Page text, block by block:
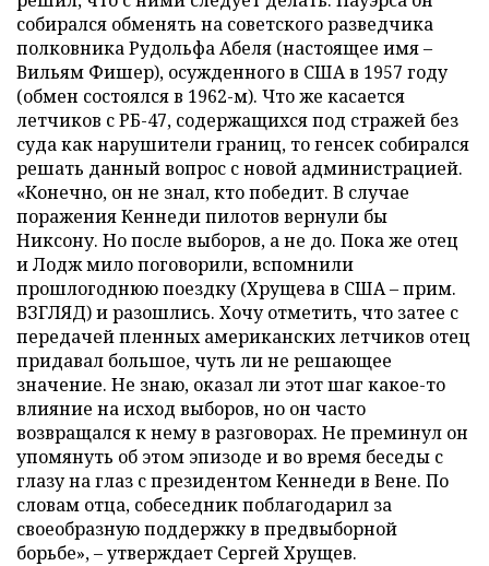
собирался обменять на советского разведчика
полковника Рудольфа Абеля (настоящее имя –
Вильям Фишер), осужденного в США в 1957 году
(обмен состоялся в 1962-м). Что же касается
летчиков с РБ-47, содержащихся под стражей без
суда как нарушители границ, то генсек собирался
решать данный вопрос с новой администрацией.
«Конечно, он не знал, кто победит. В случае
поражения Кеннеди пилотов вернули бы
Никсону. Но после выборов, а не до. Пока же отец
и Лодж мило поговорили, вспомнили
прошлогоднюю поездку (Хрущева в США – прим.
ВЗГЛЯД) и разошлись. Хочу отметить, что затее с
передачей пленных американских летчиков отец
придавал большое, чуть ли не решающее
значение. Не знаю, оказал ли этот шаг какое-то
влияние на исход выборов, но он часто
возвращался к нему в разговорах. Не преминул он
упомянуть об этом эпизоде и во время беседы с
глазу на глаз с президентом Кеннеди в Вене. По
словам отца, собеседник поблагодарил за
своеобразную поддержку в предвыборной
борьбе», – утверждает Сергей Хрущев.